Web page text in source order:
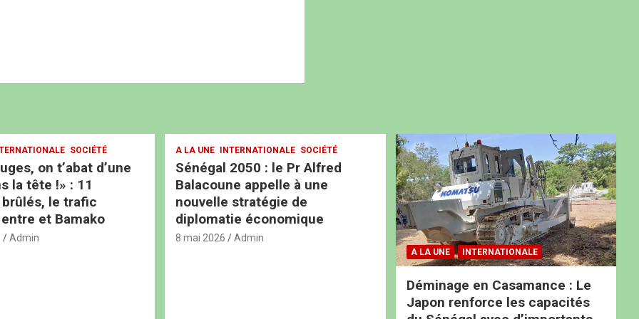
SOCIÉTÉ
on t’abat d’une
la tête !» : 11
le trafic
et Bamako
Admin
A LA UNE INTERNATIONALE SOCIÉTÉ
Sénégal 2050 : le Pr Alfred
Balacoune appelle à une
nouvelle stratégie de
diplomatie économique
8 mai 2026 Admin
A LA UNE INTERNATIONALE
Déminage en Casamance : Le
Japon renforce les capacités